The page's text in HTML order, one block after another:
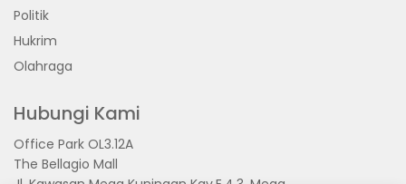
Politik
Hukrim
Olahraga
Hubungi Kami
Office Park OL3.12A
The Bellagio Mall